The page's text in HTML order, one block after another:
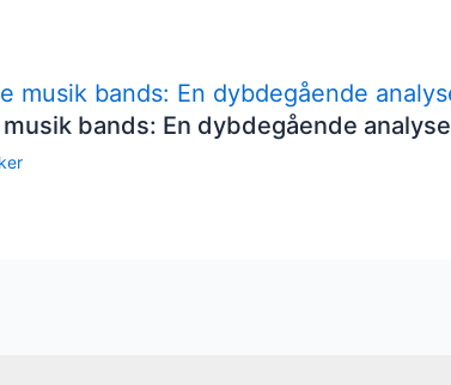
bands: En dybdegående analyse